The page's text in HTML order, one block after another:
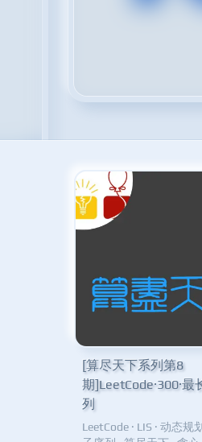
[算尽天下系列第8
期]LeetCode·300·最
列
LeetCode · LIS · 动态规划